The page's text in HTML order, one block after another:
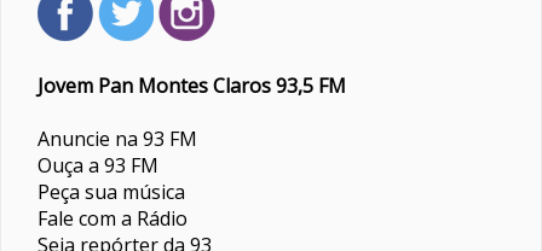
Jovem Pan Montes Claros 93,5 FM
Anuncie na 93 FM
Ouça a 93 FM
Peça sua música
Fale com a Rádio
Seja repórter da 93